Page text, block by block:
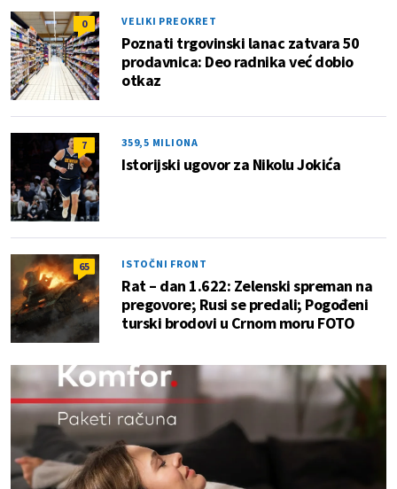
0 VELIKI PREOKRET
Poznati trgovinski lanac zatvara 50
prodavnica: Deo radnika već dobio
otkaz
7 359,5 MILIONA
Istorijski ugovor za Nikolu Jokića
65 ISTOČNI FRONT
Rat – dan 1.622: Zelenski spreman na
pregovore; Rusi se predali; Pogođeni
turski brodovi u Crnom moru FOTO